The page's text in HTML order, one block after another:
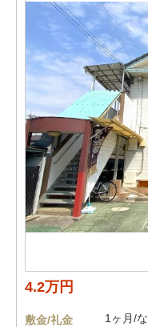
4.2万円
敷金/礼金
1ヶ月/